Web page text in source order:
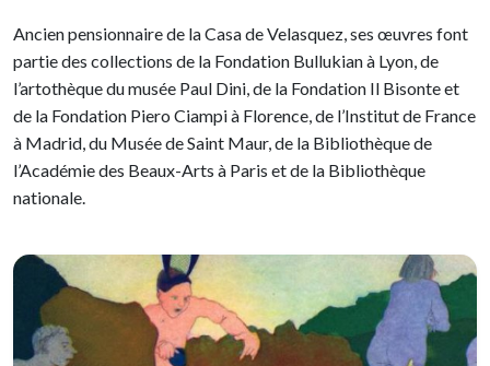
Ancien pensionnaire de la Casa de Velasquez, ses œuvres font
partie des collections de la Fondation Bullukian à Lyon, de
l’artothèque du musée Paul Dini, de la Fondation Il Bisonte et
de la Fondation Piero Ciampi à Florence, de l’Institut de France
à Madrid, du Musée de Saint Maur, de la Bibliothèque de
l’Académie des Beaux-Arts à Paris et de la Bibliothèque
nationale.